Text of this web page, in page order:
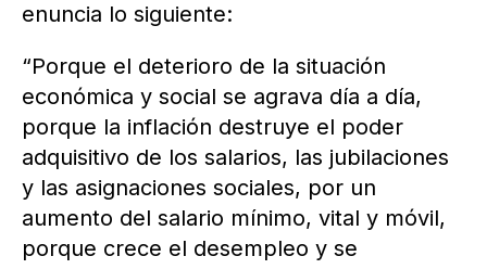
enuncia lo siguiente:
“Porque el deterioro de la situación
económica y social se agrava día a día,
porque la inflación destruye el poder
adquisitivo de los salarios, las jubilaciones
y las asignaciones sociales, por un
aumento del salario mínimo, vital y móvil,
porque crece el desempleo y se